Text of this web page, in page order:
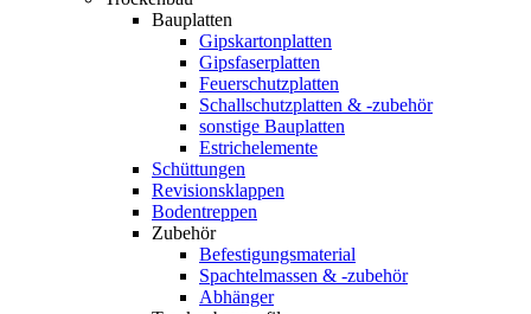
Bauplatten
Gipskartonplatten
Gipsfaserplatten
Feuerschutzplatten
Schallschutzplatten & -zubehör
sonstige Bauplatten
Estrichelemente
Schüttungen
Revisionsklappen
Bodentreppen
Zubehör
Befestigungsmaterial
Spachtelmassen & -zubehör
Abhänger